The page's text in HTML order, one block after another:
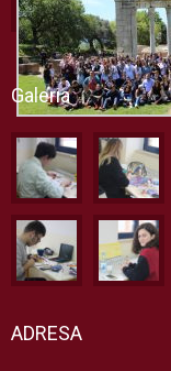
Galeria
ADRESA